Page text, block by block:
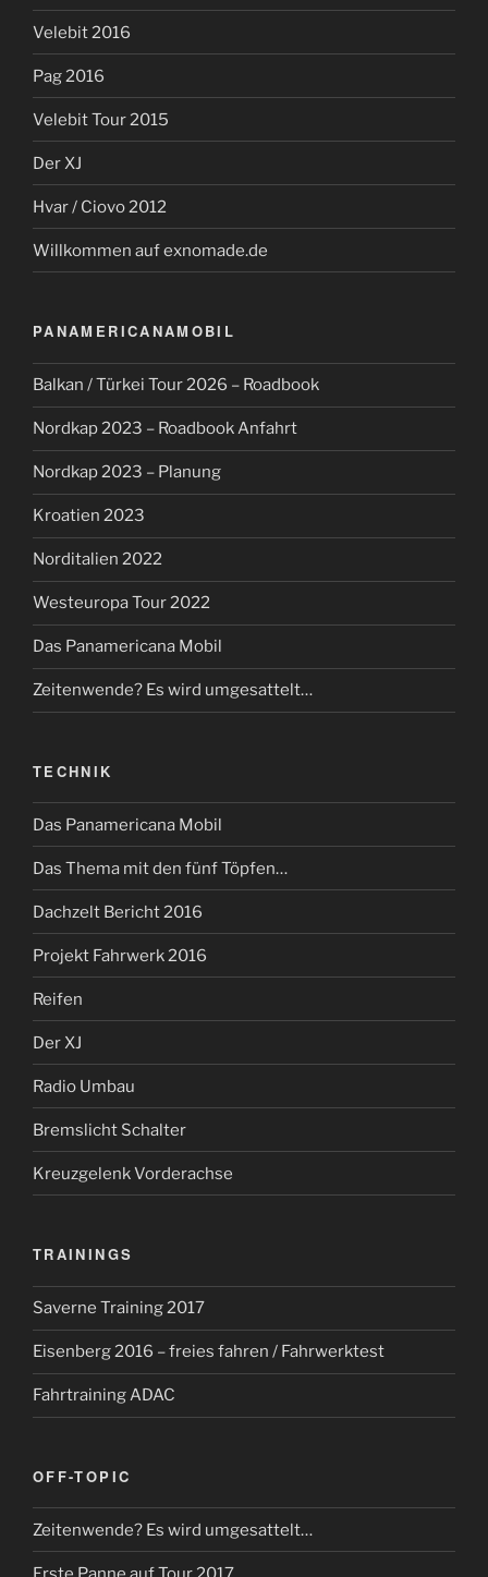
Velebit 2016
Pag 2016
Velebit Tour 2015
Der XJ
Hvar / Ciovo 2012
Willkommen auf exnomade.de
PANAMERICANAMOBIL
Balkan / Türkei Tour 2026 – Roadbook
Nordkap 2023 – Roadbook Anfahrt
Nordkap 2023 – Planung
Kroatien 2023
Norditalien 2022
Westeuropa Tour 2022
Das Panamericana Mobil
Zeitenwende? Es wird umgesattelt…
TECHNIK
Das Panamericana Mobil
Das Thema mit den fünf Töpfen…
Dachzelt Bericht 2016
Projekt Fahrwerk 2016
Reifen
Der XJ
Radio Umbau
Bremslicht Schalter
Kreuzgelenk Vorderachse
TRAININGS
Saverne Training 2017
Eisenberg 2016 – freies fahren / Fahrwerktest
Fahrtraining ADAC
OFF-TOPIC
Zeitenwende? Es wird umgesattelt…